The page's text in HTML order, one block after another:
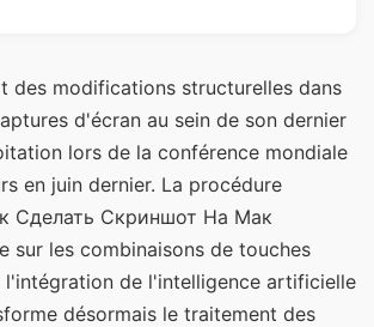
des modifications structurelles dans
d'écran au sein de son dernier
lors de la conférence mondiale
en juin dernier. La procédure
Сделать Скриншот На Мак
sur les combinaisons de touches
l'intégration de l'intelligence artificielle
désormais le traitement des